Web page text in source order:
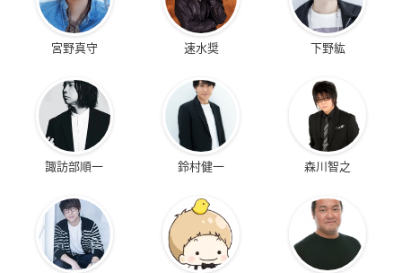
宮野真守 速水奨 下野紘
諏訪部順一 鈴村健一 森川智之